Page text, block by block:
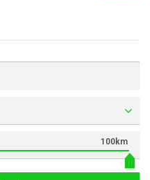
100km